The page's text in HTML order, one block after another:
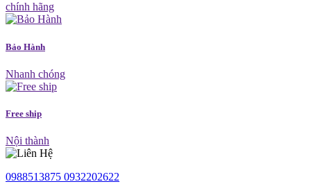
chính hãng
Bảo Hành
Nhanh chóng
Free ship
Nội thành
0988513875 0932202622